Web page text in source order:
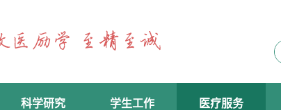
科学研究 学生工作 医疗服务